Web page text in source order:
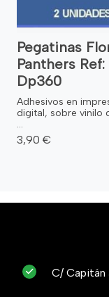
Pegatinas
Panthers Ref:
Dp360
Adhesivos en
digital, sobre vinilo
...
3,90 €
C/ Capitán